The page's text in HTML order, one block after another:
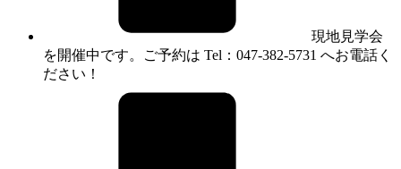
現地見学会
を開催中です。ご予約は Tel：047-382-5731 へお電話く
ださい！